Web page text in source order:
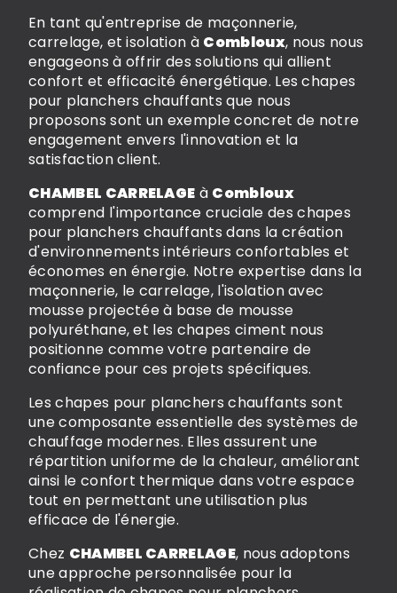
En tant qu'entreprise de maçonnerie,
carrelage, et isolation à Combloux, nous nous
engageons à offrir des solutions qui allient
confort et efficacité énergétique. Les chapes
pour planchers chauffants que nous
proposons sont un exemple concret de notre
engagement envers l'innovation et la
satisfaction client.
CHAMBEL CARRELAGE à Combloux
comprend l'importance cruciale des chapes
pour planchers chauffants dans la création
d'environnements intérieurs confortables et
économes en énergie. Notre expertise dans la
maçonnerie, le carrelage, l'isolation avec
mousse projectée à base de mousse
polyuréthane, et les chapes ciment nous
positionne comme votre partenaire de
confiance pour ces projets spécifiques.
Les chapes pour planchers chauffants sont
une composante essentielle des systèmes de
chauffage modernes. Elles assurent une
répartition uniforme de la chaleur, améliorant
ainsi le confort thermique dans votre espace
tout en permettant une utilisation plus
efficace de l'énergie.
Chez CHAMBEL CARRELAGE, nous adoptons
une approche personnalisée pour la